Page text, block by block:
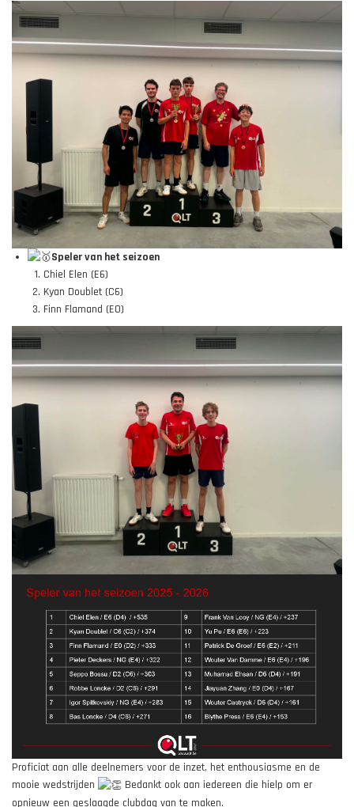
Speler van het seizoen
Chiel Elen (E6)
Kyan Doublet (C6)
Finn Flamand (E0)
Proficiat aan alle deelnemers voor de inzet, het enthousiasme en de
mooie wedstrijden
Bedankt ook aan iedereen die hielp om er
opnieuw een geslaagde clubdag van te maken.